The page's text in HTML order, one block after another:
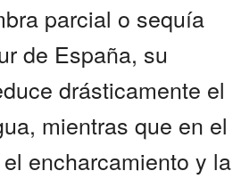
parcial o sequía
de España, su
drásticamente el
mientras que en el
encharcamiento y la